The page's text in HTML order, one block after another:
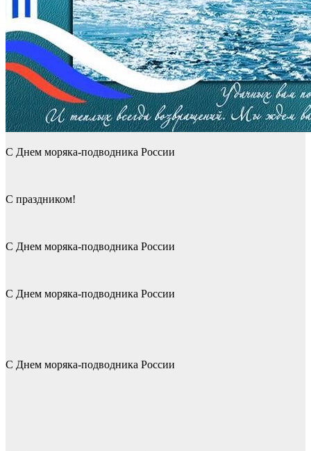
С Днем моряка-подводника России
С праздником!
С Днем моряка-подводника России
С Днем моряка-подводника России
С Днем моряка-подводника России